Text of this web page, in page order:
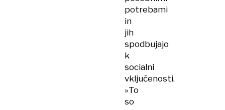
potrebami
in
jih
spodbujajo
k
socialni
vključenosti.
»To
so